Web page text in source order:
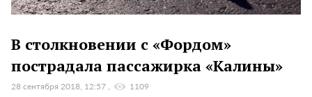
В столкновении с «Фордом»
пострадала пассажирка «Калины»
28 сентября 2018, 12:57 1109